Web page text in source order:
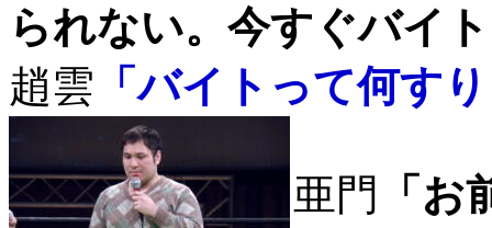
られない。今すぐバイ
趙雲 「バイトって何す
亜門
「